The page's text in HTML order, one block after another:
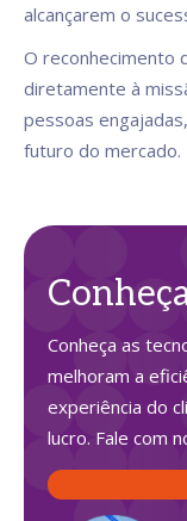
alcançarem o
O reconhecimento
diretamente à
pessoas
futuro do mercado.
Conheça as
melhoram a
experiência do
lucro. Fale com